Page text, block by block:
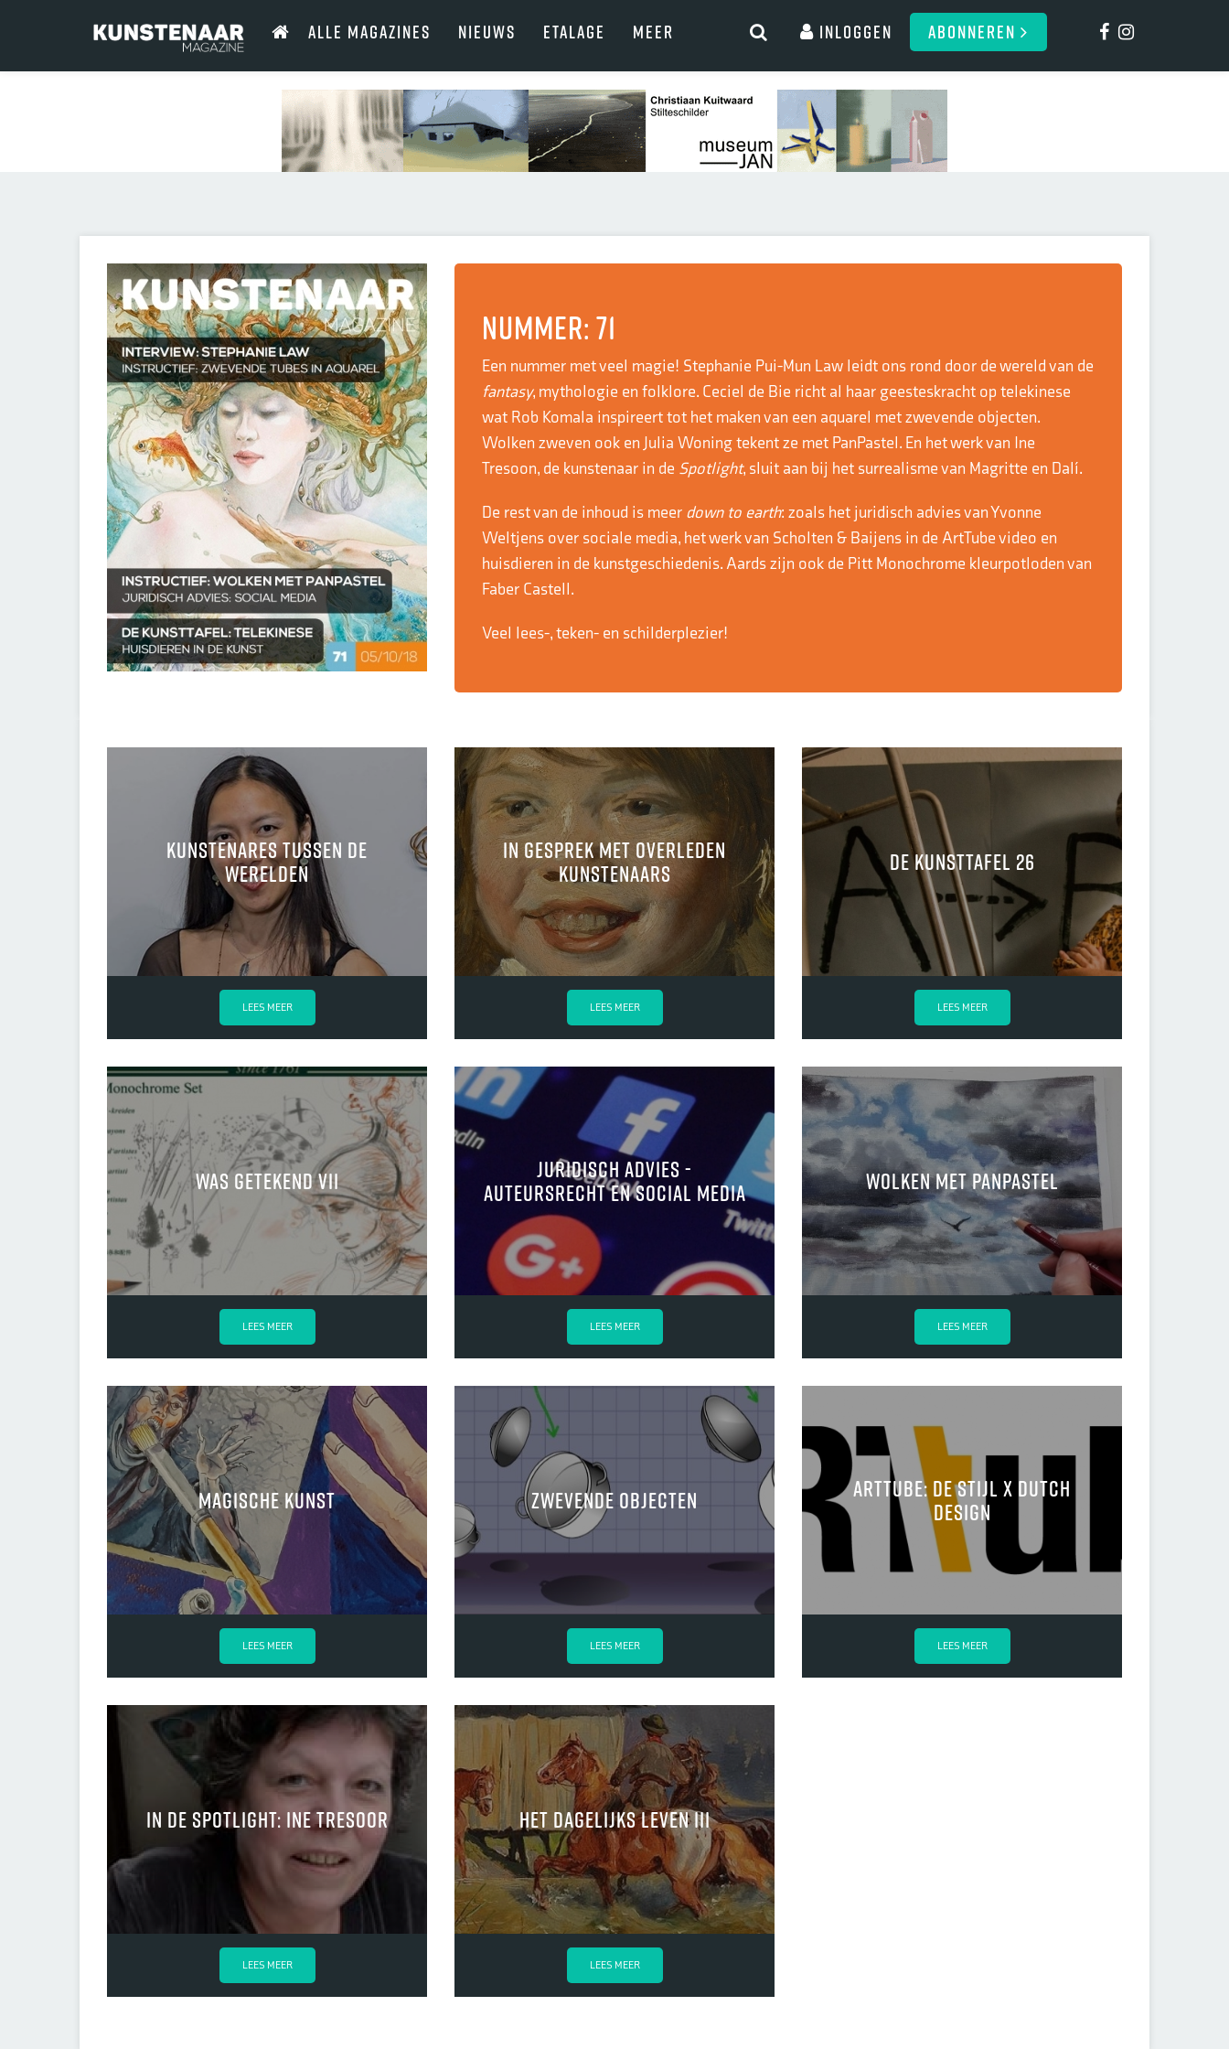
ALLE MAGAZINES NIEUWS ETALAGE MEER Inloggen ABONNEREN
Nummer: 71
Een nummer met veel magie! Stephanie Pui-Mun Law leidt ons rond door de wereld van de
fantasy, mythologie en folklore. Ceciel de Bie richt al haar geesteskracht op telekinese
wat Rob Komala inspireert tot het maken van een aquarel met zwevende objecten.
Wolken zweven ook en Julia Woning tekent ze met PanPastel. En het werk van Ine
Tresoon, de kunstenaar in de Spotlight, sluit aan bij het surrealisme van Magritte en Dalí.
De rest van de inhoud is meer down to earth: zoals het juridisch advies van Yvonne
Weltjens over sociale media, het werk van Scholten & Baijens in de ArtTube video en
huisdieren in de kunstgeschiedenis. Aards zijn ook de Pitt Monochrome kleurpotloden van
Faber Castell.
Veel lees-, teken- en schilderplezier!
Kunstenares tussen de
werelden
LEES MEER
In gesprek met overleden
kunstenaars
LEES MEER
de kunsttafel 26
LEES MEER
was getekend VII
LEES MEER
juridisch advies -
Auteursrecht en social media
LEES MEER
wolken met panpastel
LEES MEER
magische kunst
LEES MEER
zwevende objecten
LEES MEER
arttube: De Stijl x Dutch
Design
LEES MEER
in de spotlight: Ine Tresoor
LEES MEER
het dagelijks leven III
LEES MEER